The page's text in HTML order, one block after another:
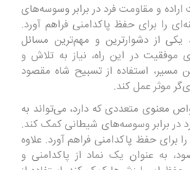
اراده و مقاومت فرد در برابر وسوسه‌های
را برای حفظ پاکدامنی فراهم آورد.
یکی از دشوارترین و مهم‌ترین مسائل
موفقیت در این راه، نیاز به تلاش و
مسیر، استفاده از تسبیح شاه مقصود
موثر عمل کند.
معنوی متعددی که دارد، می‌تواند به
در برابر وسوسه‌های شیطانی کمک کند.
برای حفظ پاکدامنی فراهم آورد. علاوه
به عنوان یک نماد از پاکدامنی و